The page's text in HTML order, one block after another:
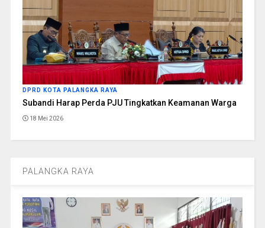
DPRD KOTA PALANGKA RAYA
Subandi Harap Perda PJU Tingkatkan Keamanan Warga
18 Mei 2026
PALANGKA RAYA